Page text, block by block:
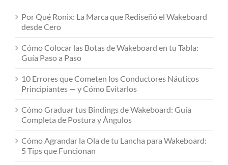
Por Qué Ronix: La Marca que Rediseñó el Wakeboard
desde Cero
Cómo Colocar las Botas de Wakeboard en tu Tabla:
Guía Paso a Paso
10 Errores que Cometen los Conductores Náuticos
Principiantes — y Cómo Evitarlos
Cómo Graduar tus Bindings de Wakeboard: Guía
Completa de Postura y Ángulos
Cómo Agrandar la Ola de tu Lancha para Wakeboard:
5 Tips que Funcionan